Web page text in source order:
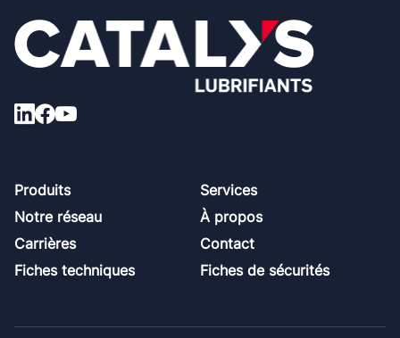
Footer
Produits
Services
Notre réseau
À propos
Carrières
Contact
Fiches techniques
Fiches de sécurités